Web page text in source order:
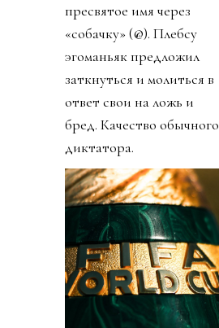
пресвятое имя через
«собачку» (@). Плебсу
эгоманьяк предложил
заткнуться и молиться в
ответ свои на ложь и
бред. Качество обычного
диктатора.